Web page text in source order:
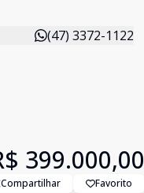
(47) 3372-1122
399.000,00
Compartilhar Favorito